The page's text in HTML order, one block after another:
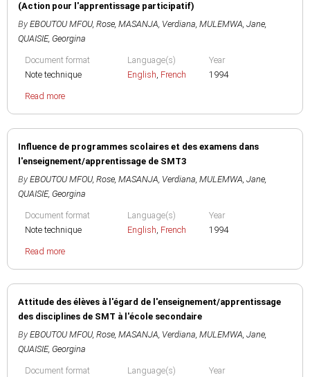
(Action pour l'apprentissage participatif)
By EBOUTOU MFOU, Rose, MASANJA, Verdiana, MULEMWA, Jane,
QUAISIE, Georgina
Document format
Note technique
Language(s)
English, French
Year
1994
Read more
Influence de programmes scolaires et des examens dans
l'enseignement/apprentissage de SMT3
By EBOUTOU MFOU, Rose, MASANJA, Verdiana, MULEMWA, Jane,
QUAISIE, Georgina
Document format
Note technique
Language(s)
English, French
Year
1994
Read more
Attitude des élèves à l'égard de l'enseignement/apprentissage
des disciplines de SMT à l'école secondaire
By EBOUTOU MFOU, Rose, MASANJA, Verdiana, MULEMWA, Jane,
QUAISIE, Georgina
Document format
Language(s)
Year